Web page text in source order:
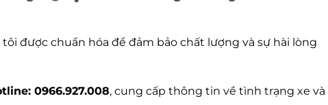
được chuẩn hóa để đảm bảo chất lượng và sự hài lòng
0966.927.008, cung cấp thông tin về tình trạng xe và